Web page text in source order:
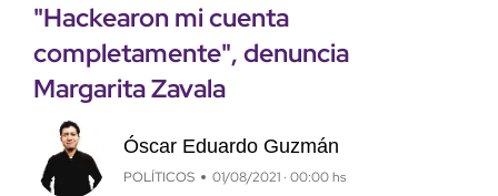
"Hackearon mi cuenta
completamente", denuncia
Margarita Zavala
Óscar Eduardo Guzmán
POLÍTICOS 01/08/2021 · 00:00 hs